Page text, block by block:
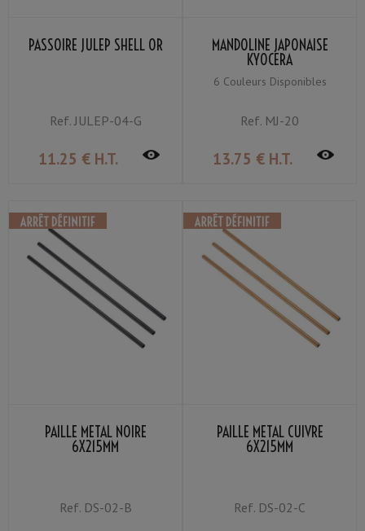
PASSOIRE JULEP SHELL OR
Ref.JULEP-04-G
11.25 € H.T.
MANDOLINE JAPONAISE
KYOCERA
6 Couleurs Disponibles
Ref. MJ-20
13.75 € H.T.
PAILLE MÉTAL NOIRE
6X215MM
Ref.DS-02-B
PAILLE MÉTAL CUIVRE
6X215MM
Ref. DS-02-C